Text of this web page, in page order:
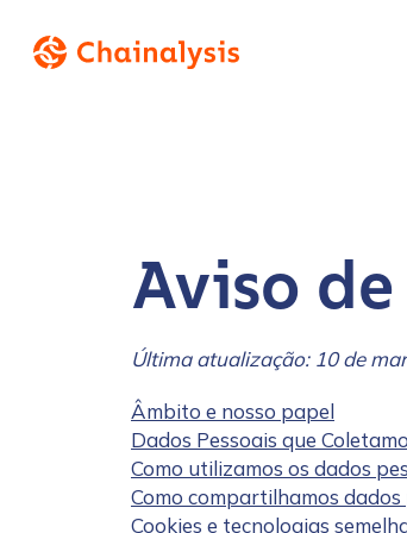
Aviso
Última atualização: 10 de
Âmbito e nosso papel
Dados Pessoais que
Como utilizamos os dados
Como compartilhamos dados
Cookies e tecnologias